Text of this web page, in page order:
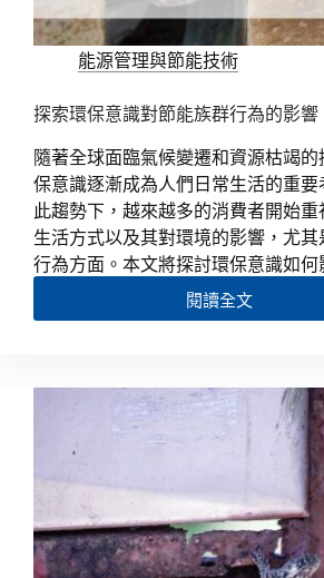
能源管理與節能技術
探索環保意識對節能族群行為的影響
隨著全球面臨氣候變遷和資源枯竭的
保意識逐漸成為人們日常生活的重要
此趨勢下，越來越多的消費者開始重
生活方式以及其對環境的影響，尤其
行為方面。本文將探討環保意識如何
閱讀全文